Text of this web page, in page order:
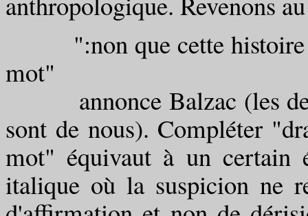
":non que cette histoire
mot"
annonce Balzac (les
sont de nous). Compléter
mot" équivaut à un certain
italique où la suspicion ne